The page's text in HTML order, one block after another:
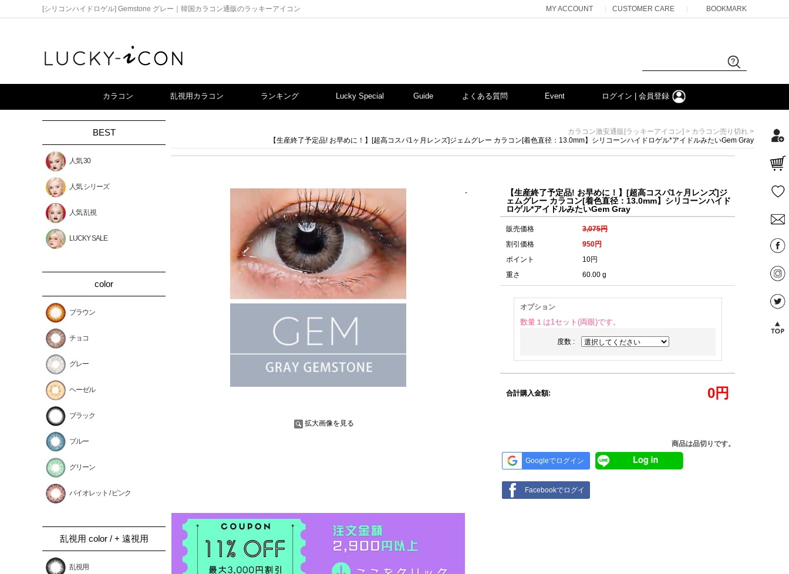
[シリコンハイドロゲル] Gemstone グレー｜韓国カラコン通販のラッキーアイコン MY ACCOUNT | CUSTOMER CARE | BOOKMARK
カラコン 乱視用カラコン ランキング Lucky Special Guide よくある質問 Event ログイン | 会員登録
BEST
人気 30
人気 シリーズ
人気 乱視
LUCKY SALE
color
ブラウン
チョコ
グレー
ヘーゼル
ブラック
ブルー
グリーン
バイオレット / ピンク
乱視用 color / + 遠視用
乱視用
カラコン激安通販[ラッキーアイコン] > カラコン売り切れ >
【生産終了予定品! お早めに！】[超高コスパ1ヶ月レンズ]ジェムグレー カラコン[着色直径：13.0mm】シリコーンハイドロゲル*アイドルみたいGem Gray
拡大画像を見る
-
【生産終了予定品! お早めに！】[超高コスパ1ヶ月レンズ]ジ
ェムグレー カラコン[着色直径：13.0mm】シリコーンハイド
ロゲル*アイドルみたいGem Gray
販売価格
3,075円
割引価格
950円
ポイント
10円
重さ
60.00 g
オプション
数量１は1セット(両眼)です。
度数 :
合計購入金額: 0円
商品は品切りです。
Googleでログイン
Facebookでログイ